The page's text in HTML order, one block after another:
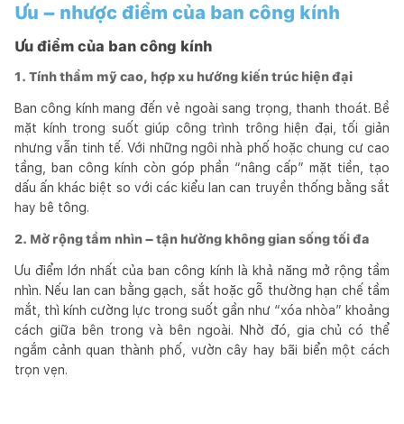
Ưu – nhược điểm của ban công kính
Ưu điểm của ban công kính
1. Tính thẩm mỹ cao, hợp xu hướng kiến trúc hiện đại
Ban công kính mang đến vẻ ngoài sang trọng, thanh thoát. Bề
mặt kính trong suốt giúp công trình trông hiện đại, tối giản
nhưng vẫn tinh tế. Với những ngôi nhà phố hoặc chung cư cao
tầng, ban công kính còn góp phần “nâng cấp” mặt tiền, tạo
dấu ấn khác biệt so với các kiểu lan can truyền thống bằng sắt
hay bê tông.
2. Mở rộng tầm nhìn – tận hưởng không gian sống tối đa
Ưu điểm lớn nhất của ban công kính là khả năng mở rộng tầm
nhìn. Nếu lan can bằng gạch, sắt hoặc gỗ thường hạn chế tầm
mắt, thì kính cường lực trong suốt gần như “xóa nhòa” khoảng
cách giữa bên trong và bên ngoài. Nhờ đó, gia chủ có thể
ngắm cảnh quan thành phố, vườn cây hay bãi biển một cách
trọn vẹn.